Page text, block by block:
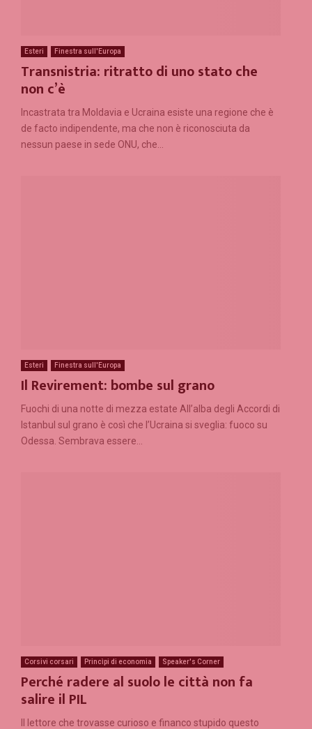
Esteri Finestra sull'Europa
Transnistria: ritratto di uno stato che
non c’è
Incastrata tra Moldavia e Ucraina esiste una regione che è
de facto indipendente, ma che non è riconosciuta da
nessun paese in sede ONU, che...
Esteri Finestra sull'Europa
Il Revirement: bombe sul grano
Fuochi di una notte di mezza estate All’alba degli Accordi di
Istanbul sul grano è così che l’Ucraina si sveglia: fuoco su
Odessa. Sembrava essere...
Corsivi corsari Princìpi di economia Speaker's Corner
Perché radere al suolo le città non fa
salire il PIL
Il lettore che trovasse curioso e financo stupido questo